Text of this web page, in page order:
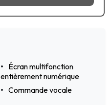
Écran multifonction
entièrement numérique
Commande vocale